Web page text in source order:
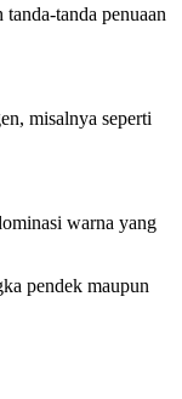
tanda penuaan
misalnya seperti
warna yang
pendek maupun